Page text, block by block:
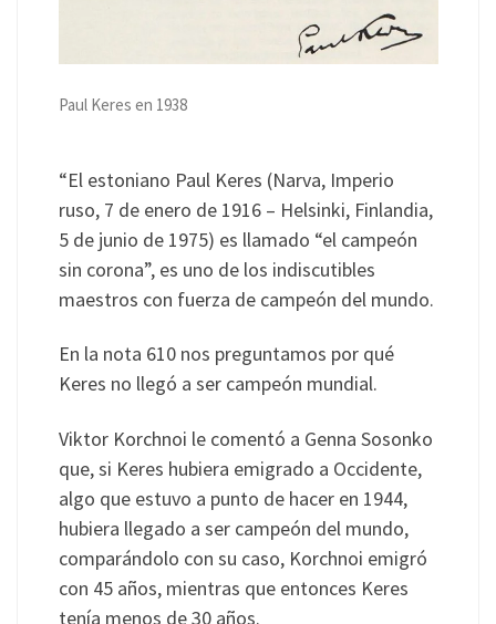
Paul Keres en 1938
“El estoniano Paul Keres (Narva, Imperio
ruso, 7 de enero de 1916 – Helsinki, Finlandia,
5 de junio de 1975) es llamado “el campeón
sin corona”, es uno de los indiscutibles
maestros con fuerza de campeón del mundo.
En la nota 610 nos preguntamos por qué
Keres no llegó a ser campeón mundial.
Viktor Korchnoi le comentó a Genna Sosonko
que, si Keres hubiera emigrado a Occidente,
algo que estuvo a punto de hacer en 1944,
hubiera llegado a ser campeón del mundo,
comparándolo con su caso, Korchnoi emigró
con 45 años, mientras que entonces Keres
tenía menos de 30 años.